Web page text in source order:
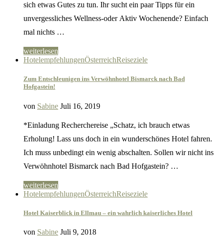
sich etwas Gutes zu tun. Ihr sucht ein paar Tipps für ein
unvergessliches Wellness-oder Aktiv Wochenende? Einfach
mal nichts …
weiterlesen
HotelempfehlungenÖsterreichReiseziele
Zum Entschleunigen ins Verwöhnhotel Bismarck nach Bad
Hofgastein!
von Sabine Juli 16, 2019
*Einladung Recherchereise „Schatz, ich brauch etwas
Erholung! Lass uns doch in ein wunderschönes Hotel fahren.
Ich muss unbedingt ein wenig abschalten. Sollen wir nicht ins
Verwöhnhotel Bismarck nach Bad Hofgastein? …
weiterlesen
HotelempfehlungenÖsterreichReiseziele
Hotel Kaiserblick in Ellmau – ein wahrlich kaiserliches Hotel
von Sabine Juli 9, 2018